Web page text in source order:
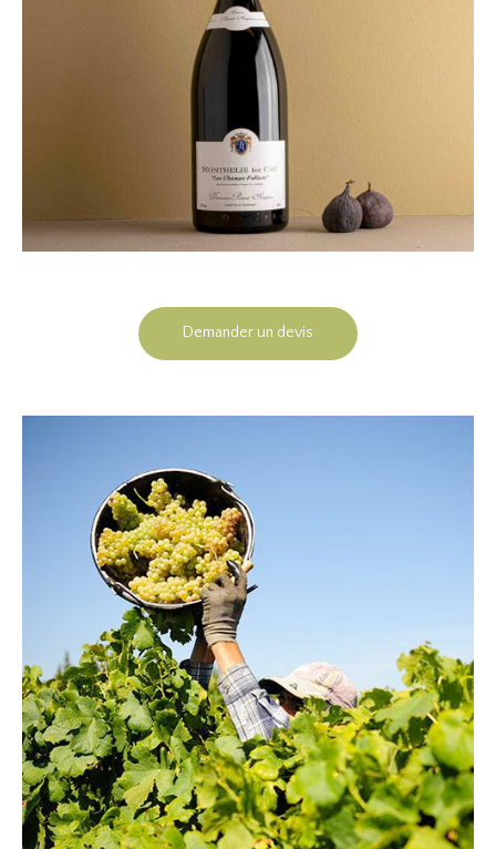
Demander un devis